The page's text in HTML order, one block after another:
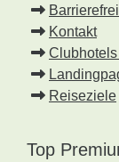
Kontakt
Reiseziele
Top